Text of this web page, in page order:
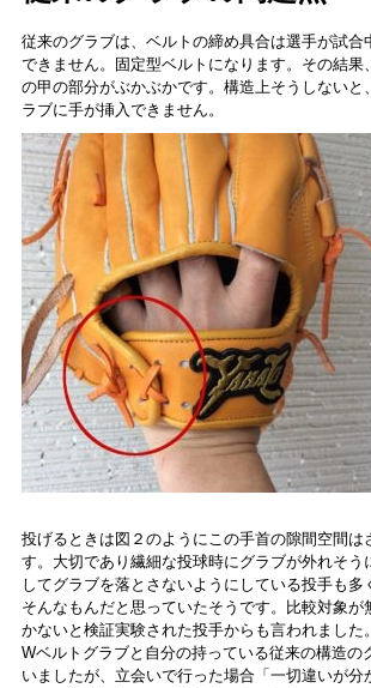
従来のグラブは、ベルトの締め具合は選手が試合
できません。固定型ベルトになります。その結果
の甲の部分がぶかぶかです。構造上そうしないと
ラブに手が挿入できません。
投げるときは図２のようにこの手首の隙間空間は
す。大切であり繊細な投球時にグラブが外れそう
してグラブを落とさないようにしている投手も多
そんなもんだと思っていたそうです。比較対象が
かないと検証実験された投手からも言われました
Wベルトグラブと自分の持っている従来の構造の
いましたが、立会いで行った場合「一切違いが分